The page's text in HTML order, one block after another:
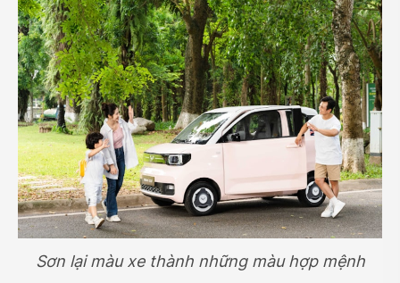
Sơn lại màu xe thành những màu hợp mệnh